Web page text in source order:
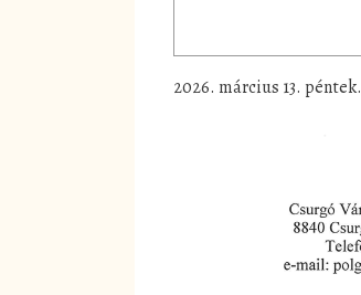
2026. március 13. péntek.